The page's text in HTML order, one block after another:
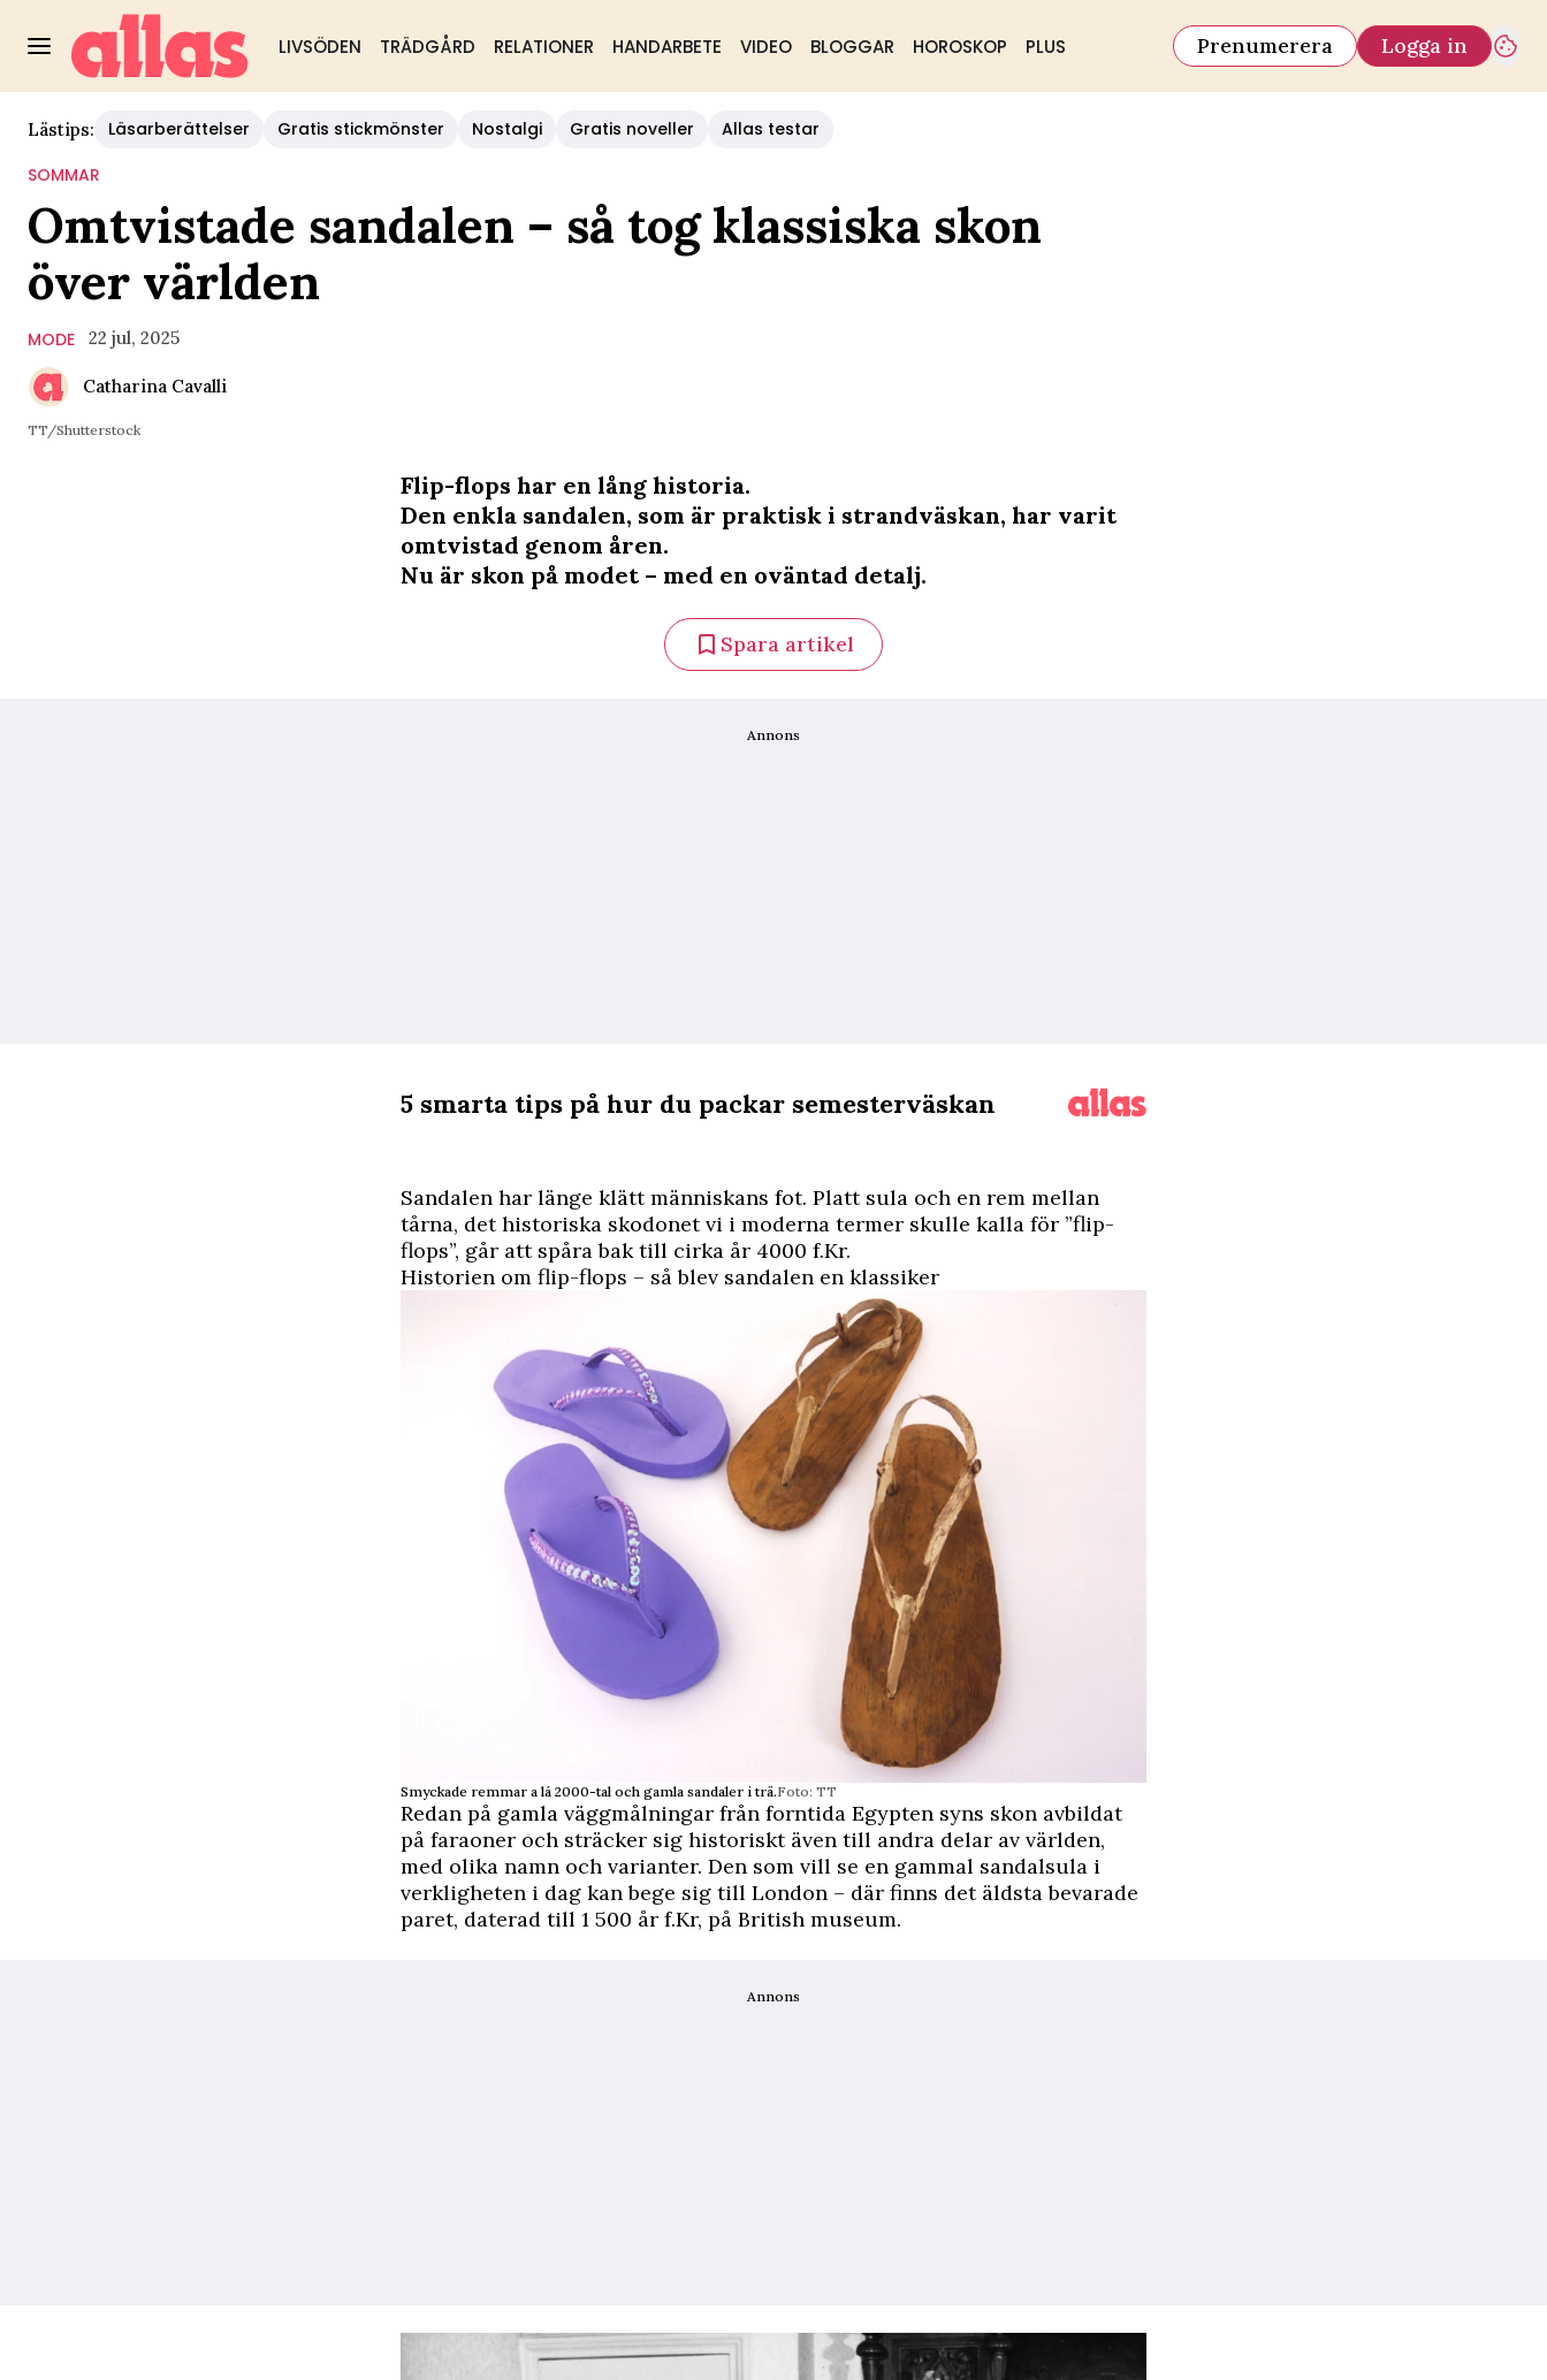
LIVSÖDEN TRÄDGÅRD RELATIONER HANDARBETE VIDEO BLOGGAR HOROSKOP PLUS Prenumerera Logga in
Lästips: Läsarberättelser Gratis stickmönster Nostalgi Gratis noveller
Allas testar
SOMMAR
Omtvistade sandalen – så tog klassiska skon
över världen
MODE 22 jul, 2025
Catharina Cavalli
TT/Shutterstock
Flip-flops har en lång historia.
Den enkla sandalen, som är praktisk i strandväskan, har varit
omtvistad genom åren.
Nu är skon på modet – med en oväntad detalj.
Spara artikel
Annons
5 smarta tips på hur du packar semesterväskan
Sandalen har länge klätt människans fot. Platt sula och en rem mellan
tårna, det historiska skodonet vi i moderna termer skulle kalla för ”flip-
flops”, går att spåra bak till cirka år 4000 f.Kr.
Historien om flip-flops – så blev sandalen en klassiker
Smyckade remmar a lá 2000-tal och gamla sandaler i trä.Foto: TT
Redan på gamla väggmålningar från forntida Egypten syns skon avbildat
på faraoner och sträcker sig historiskt även till andra delar av världen,
med olika namn och varianter. Den som vill se en gammal sandalsula i
verkligheten i dag kan bege sig till London – där finns det äldsta bevarade
paret, daterad till 1 500 år f.Kr, på British museum.
Annons